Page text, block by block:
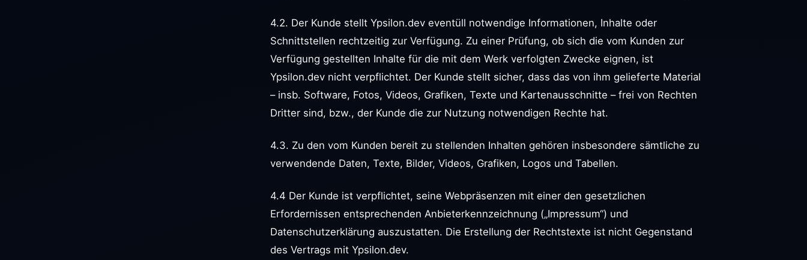
4.2. Der Kunde stellt Ypsilon.dev eventüll notwendige Informationen, Inhalte oder
Schnittstellen rechtzeitig zur Verfügung. Zu einer Prüfung, ob sich die vom Kunden zur
Verfügung gestellten Inhalte für die mit dem Werk verfolgten Zwecke eignen, ist
Ypsilon.dev nicht verpflichtet. Der Kunde stellt sicher, dass das von ihm gelieferte Material
– insb. Software, Fotos, Videos, Grafiken, Texte und Kartenausschnitte – frei von Rechten
Dritter sind, bzw., der Kunde die zur Nutzung notwendigen Rechte hat.
4.3. Zu den vom Kunden bereit zu stellenden Inhalten gehören insbesondere sämtliche zu
verwendende Daten, Texte, Bilder, Videos, Grafiken, Logos und Tabellen.
4.4 Der Kunde ist verpflichtet, seine Webpräsenzen mit einer den gesetzlichen
Erfordernissen entsprechenden Anbieterkennzeichnung („Impressum“) und
Datenschutzerklärung auszustatten. Die Erstellung der Rechtstexte ist nicht Gegenstand
des Vertrags mit Ypsilon.dev.